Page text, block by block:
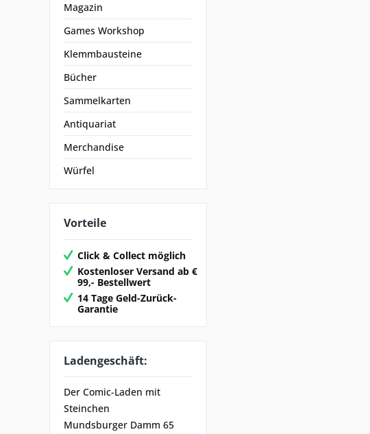
Magazin
Games Workshop
Klemmbausteine
Bücher
Sammelkarten
Antiquariat
Merchandise
Würfel
Vorteile
Click & Collect möglich
Kostenloser Versand ab €
99,- Bestellwert
14 Tage Geld-Zurück-
Garantie
Ladengeschäft:
Der Comic-Laden mit
Steinchen
Mundsburger Damm 65